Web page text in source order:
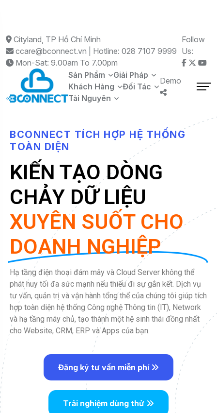
Cityland, TP Hồ Chí Minh
ccare@bconnect.vn | Hotline: 028 7107 9999
Mon-Sat: 9.00am To 7.00pm
Follow
Us:
Sản Phẩm
Giải Pháp
Khách Hàng
Đối Tác
Tài Nguyên
Demo
BCONNECT TÍCH HỢP HỆ THỐNG
TOÀN DIỆN
KIẾN TẠO DÒNG
CHẢY DỮ LIỆU
XUYÊN SUỐT CHO
DOANH NGHIỆP
Hạ tầng điện thoại đám mây và Cloud Server không thể
phát huy tối đa sức mạnh nếu thiếu đi sự gắn kết. Dịch vụ
tư vấn, quản trị và vận hành tổng thể của chúng tôi giúp tích
hợp toàn diện hệ thống Công nghệ Thông tin (IT), Network
và hạ tầng máy chủ, tạo thành một hệ sinh thái đồng nhất
cho Website, CRM, ERP và Apps của bạn.
Đăng ký tư vấn miễn phí
Trải nghiệm dùng thử